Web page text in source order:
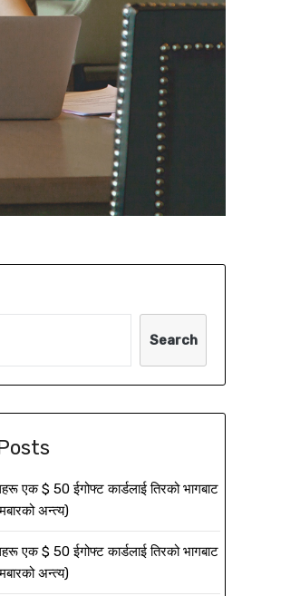
Search
एक $ 50 ईगोफ्ट कार्डलाई तिरको भागबाट
अन्त्य)
एक $ 50 ईगोफ्ट कार्डलाई तिरको भागबाट
अन्त्य)